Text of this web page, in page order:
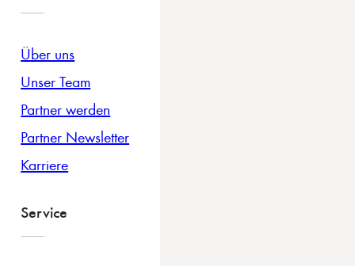
Über uns
Unser Team
Partner werden
Partner Newsletter
Karriere
Service